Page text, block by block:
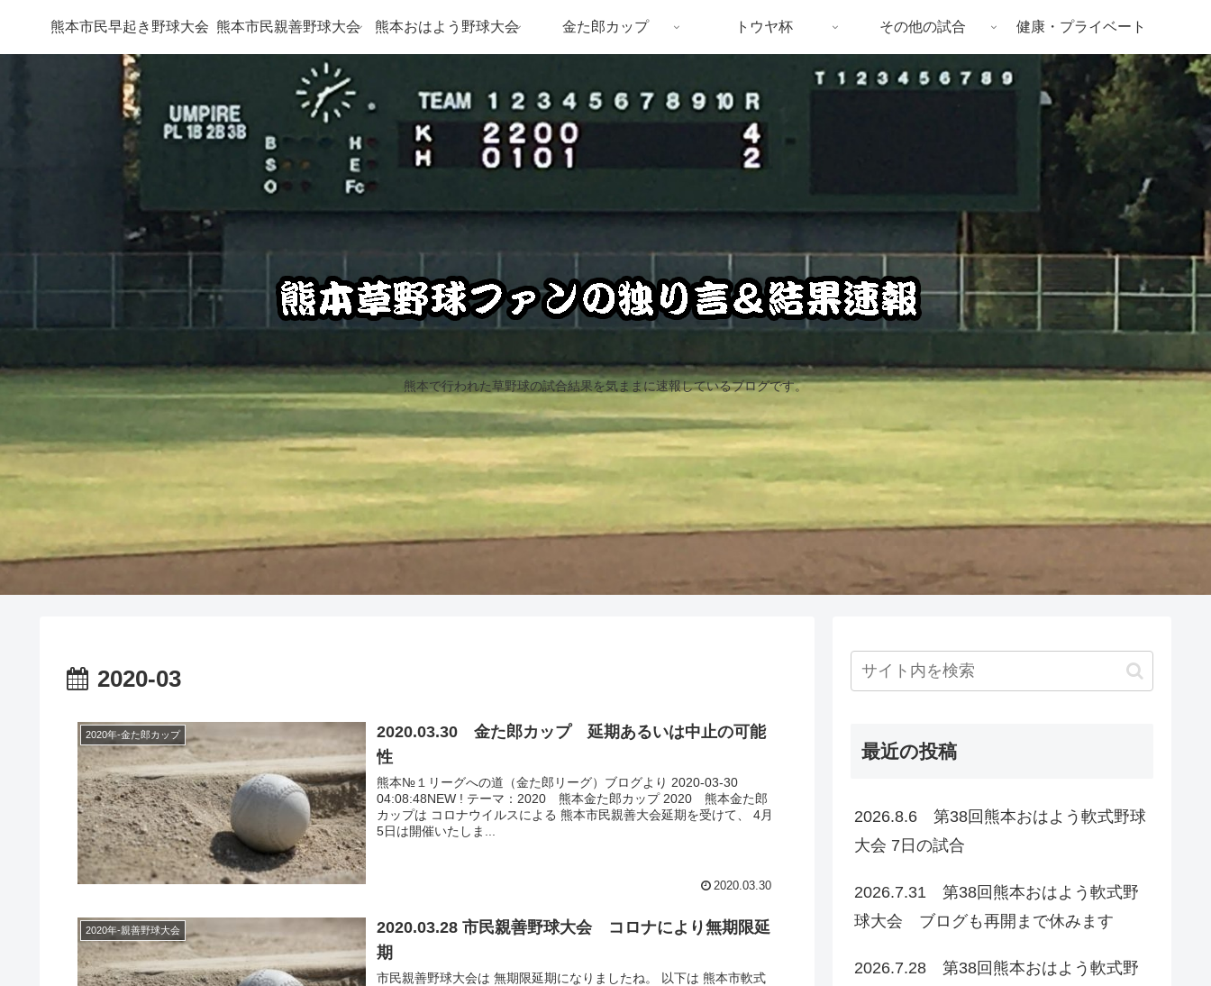
熊本で行われた草野球の試合結果を気ままに速報しているブログです。
熊本市民早起き野球大会 熊本市民親善野球大会 熊本おはよう野球大会 金た郎カップ トウヤ杯 その他の試合 健康・プライベート
2020-03
2020年-金た郎カップ
2020.03.30 金た郎カップ 延期あるいは中止の可能
性
熊本№１リーグへの道（金た郎リーグ）ブログより 2020-03-30
04:08:48NEW ! テーマ：2020 熊本金た郎カップ 2020 熊本金た郎
カップは コロナウイルスによる 熊本市民親善大会延期を受けて、 4月
5日は開催いたしま...
2020.03.30
2020年-親善野球大会
2020.03.28 市民親善野球大会 コロナにより無期限延
期
市民親善野球大会は 無期限延期になりましたね。 以下は 熊本市軟式
最近の投稿
2026.8.6 第38回熊本おはよう軟式野球
大会 7日の試合
2026.7.31 第38回熊本おはよう軟式野
球大会 ブログも再開まで休みます
2026.7.28 第38回熊本おはよう軟式野